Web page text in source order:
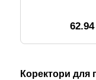
Коректори для